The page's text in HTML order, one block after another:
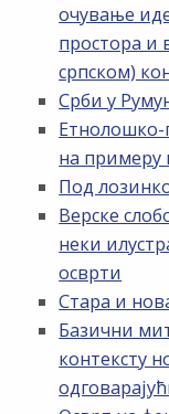
очување
простора и
српском)
Срби у
Етнолошко-
на примеру
Под
Верске
неки
осврти
Стара и
Базични
контексту